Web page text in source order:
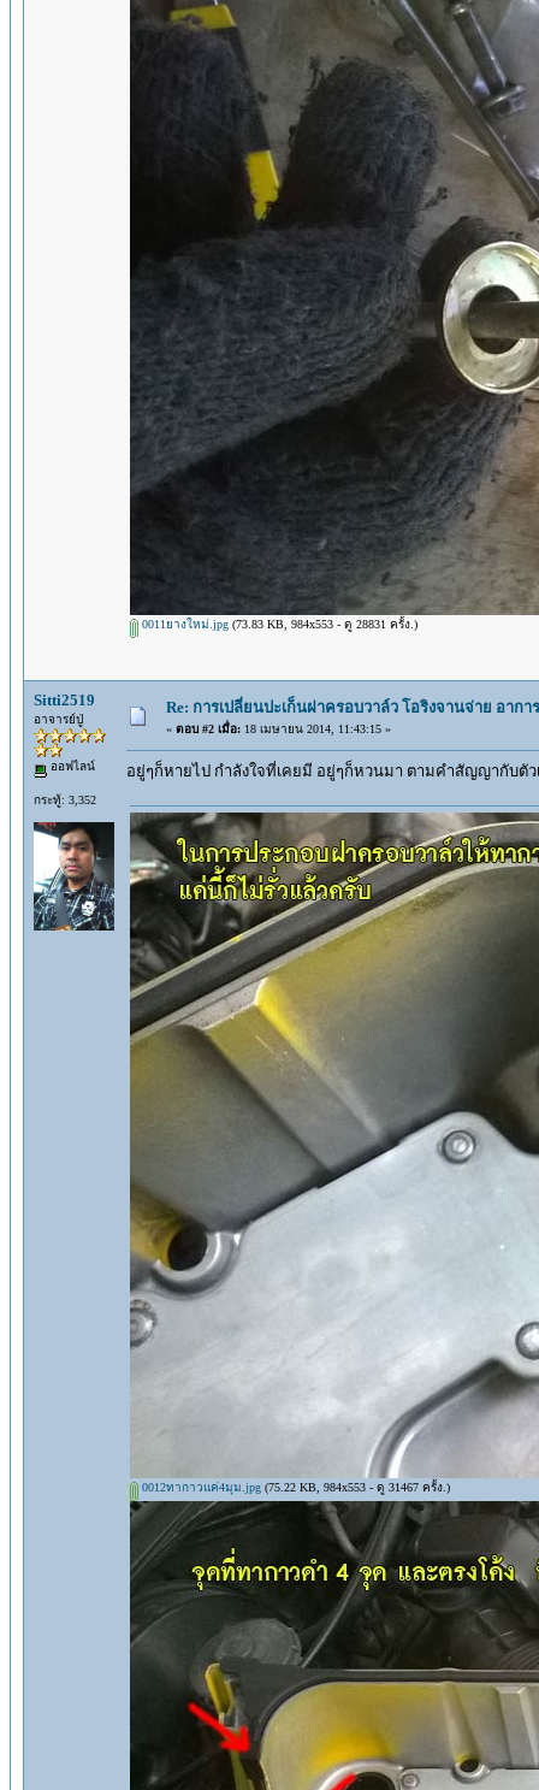
0011ยางใหม่.jpg (73.83 KB, 984x553 - ดู 28831 ครั้ง.)
Sitti2519
อาจารย์ปู่
ออฟไลน์
กระทู้: 3,352
Re: การเปลี่ยนปะเก็นฝาครอบวาล์ว โอริงจานจ่าย อาก
« ตอบ #2 เมื่อ: 18 เมษายน 2014, 11:43:15 »
อยู่ๆก็หายไป กำลังใจที่เคยมี อยู่ๆก็หวนมา ตามคำสัญญากับตัว
0012ทากาวแค่4มุม.jpg (75.22 KB, 984x553 - ดู 31467 ครั้ง.)